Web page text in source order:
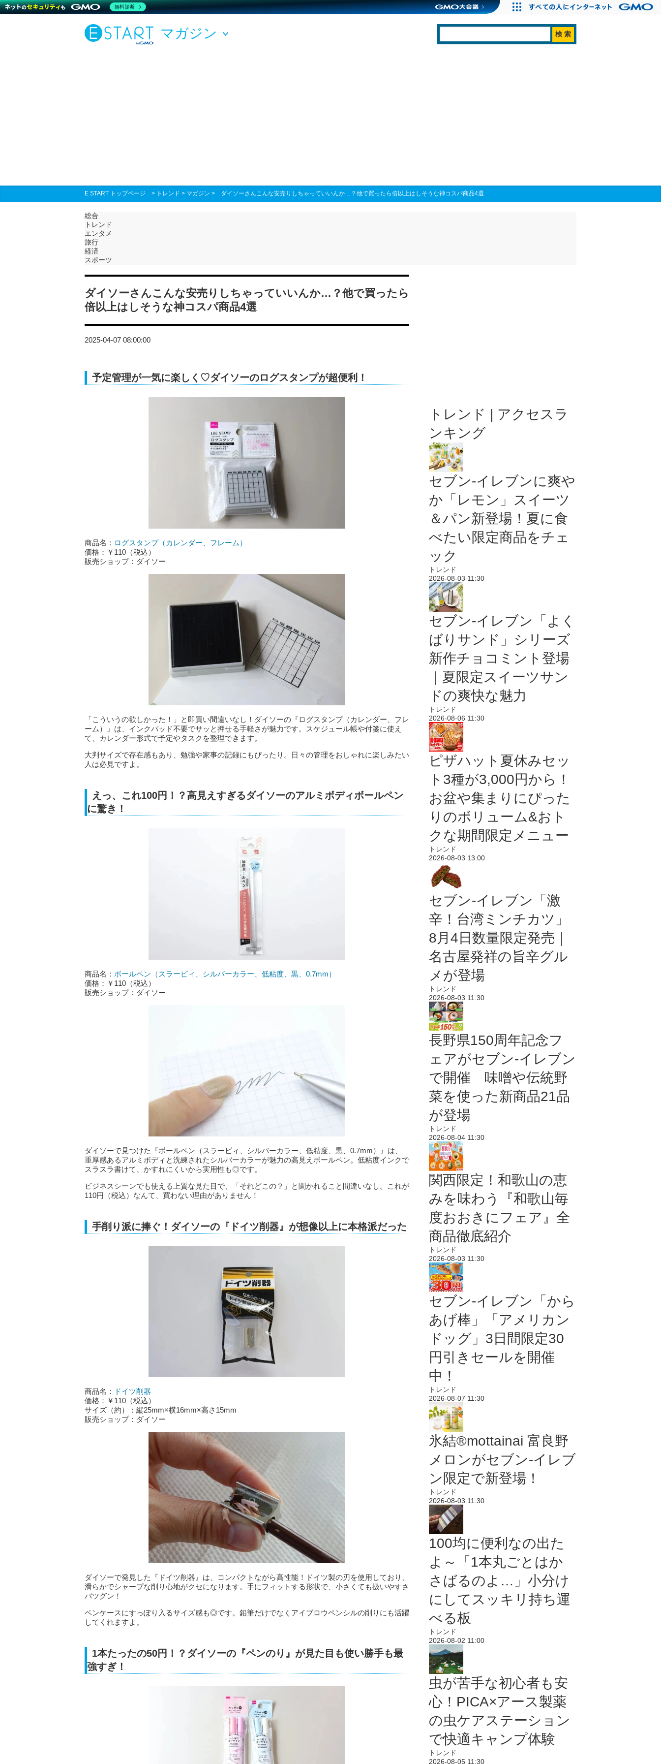
マガジン
E START トップページ > トレンド > マガジン > ダイソーさんこんな安売りしちゃっていいんか…？他で買ったら倍以上はしそうな神コスパ商品4選
総合
トレンド
エンタメ
旅行
経済
スポーツ
ダイソーさんこんな安売りしちゃっていいんか…？他で買ったら
倍以上はしそうな神コスパ商品4選
2025-04-07 08:00:00
予定管理が一気に楽しく♡ダイソーのログスタンプが超便利！
商品名： ログスタンプ（カレンダー、フレーム）
価格：￥110（税込）
販売ショップ：ダイソー
「こういうの欲しかった！」と即買い間違いなし！ダイソーの『ログスタンプ（カレンダー、フレ
ーム）』は、インクパッド不要でサッと押せる手軽さが魅力です。スケジュール帳や付箋に使え
て、カレンダー形式で予定やタスクを整理できます。
大判サイズで存在感もあり、勉強や家事の記録にもぴったり。日々の管理をおしゃれに楽しみたい
人は必見ですよ。
えっ、これ100円！？高見えすぎるダイソーのアルミボディボールペン
に驚き！
商品名： ボールペン（スラーピィ、シルバーカラー、低粘度、黒、0.7mm）
価格：￥110（税込）
販売ショップ：ダイソー
ダイソーで見つけた『ボールペン（スラーピィ、シルバーカラー、低粘度、黒、0.7mm）』は、
重厚感あるアルミボディと洗練されたシルバーカラーが魅力の高見えボールペン。低粘度インクで
スラスラ書けて、かすれにくいから実用性も◎です。
ビジネスシーンでも使える上質な見た目で、「それどこの？」と聞かれること間違いなし。これが
110円（税込）なんて、買わない理由がありません！
手削り派に捧ぐ！ダイソーの『ドイツ削器』が想像以上に本格派だった
商品名：
ドイツ削器
価格：￥110（税込）
サイズ（約）：縦25mm×横16mm×高さ15mm
販売ショップ：ダイソー
ダイソーで発見した『ドイツ削器』は、コンパクトながら高性能！ドイツ製の刃を使用しており、
滑らかでシャープな削り心地がクセになります。手にフィットする形状で、小さくても扱いやすさ
バツグン！
ペンケースにすっぽり入るサイズ感も◎です。鉛筆だけでなくアイブロウペンシルの削りにも活躍
してくれますよ。
1本たったの50円！？ダイソーの『ペンのり』が見た目も使い勝手も最
強すぎ！
トレンド | アクセスラ
ンキング
セブン‐イレブンに爽や
か「レモン」スイーツ
＆パン新登場！夏に食
べたい限定商品をチェ
ック
トレンド
2026-08-03 11:30
セブン‐イレブン「よく
ばりサンド」シリーズ
新作チョコミント登場
｜夏限定スイーツサン
ドの爽快な魅力
トレンド
2026-08-06 11:30
ピザハット夏休みセッ
ト3種が3,000円から！
お盆や集まりにぴった
りのボリューム&おト
クな期間限定メニュー
トレンド
2026-08-03 13:00
セブン-イレブン「激
辛！台湾ミンチカツ」
8月4日数量限定発売｜
名古屋発祥の旨辛グル
メが登場
トレンド
2026-08-03 11:30
長野県150周年記念フ
ェアがセブン-イレブン
で開催 味噌や伝統野
菜を使った新商品21品
が登場
トレンド
2026-08-04 11:30
関西限定！和歌山の恵
みを味わう『和歌山毎
度おおきにフェア』全
商品徹底紹介
トレンド
2026-08-03 11:30
セブン‐イレブン「から
あげ棒」「アメリカン
ドッグ」3日間限定30
円引きセールを開催
中！
トレンド
2026-08-07 11:30
氷結®mottainai 富良野
メロンがセブン‐イレブ
ン限定で新登場！
トレンド
2026-08-03 11:30
100均に便利なの出た
よ～「1本丸ごとはか
さばるのよ…」小分け
にしてスッキリ持ち運
べる板
トレンド
2026-08-02 11:00
虫が苦手な初心者も安
心！PICA×アース製薬
の虫ケアステーション
で快適キャンプ体験
トレンド
2026-08-05 11:30
無料診断